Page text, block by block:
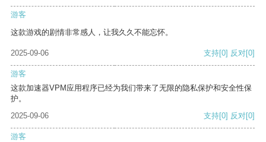
游客
这款游戏的剧情非常感人，让我久久不能忘怀。
2025-09-06 支持[0] 反对[0]
游客
这款加速器VPM应用程序已经为我们带来了无限的隐私保护和安全性保
护。
2025-09-06
支持[0] 反对[0]
游客